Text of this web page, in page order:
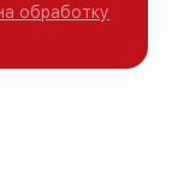
обработку